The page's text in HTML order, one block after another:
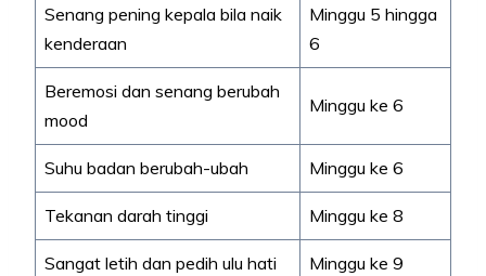
Senang pening kepala bila naik
kenderaan
Minggu 5 hingga
6
Beremosi dan senang berubah
mood
Minggu ke 6
Suhu badan berubah-ubah Minggu ke 6
Tekanan darah tinggi Minggu ke 8
Sangat letih dan pedih ulu hati Minggu ke 9